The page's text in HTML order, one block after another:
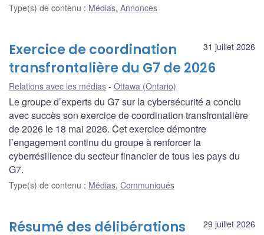
Type(s) de contenu : Médias, Annonces
31 juillet 2026
Exercice de coordination
transfrontalière du G7 de 2026
Relations avec les médias Ottawa (Ontario)
Le groupe d’experts du G7 sur la cybersécurité a conclu
avec succès son exercice de coordination transfrontalière
de 2026 le 18 mai 2026. Cet exercice démontre
l’engagement continu du groupe à renforcer la
cyberrésilience du secteur financier de tous les pays du
G7.
Type(s) de contenu : Médias, Communiqués
29 juillet 2026
Résumé des délibérations